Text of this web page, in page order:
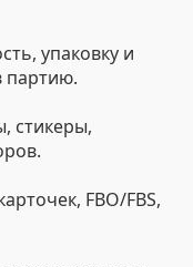
упаковку и
партию.
стикеры,
FBO/FBS,